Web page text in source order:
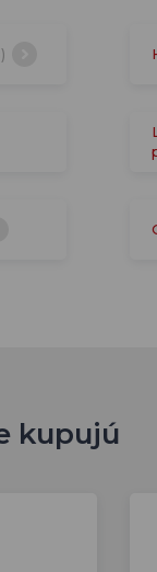
kupujú